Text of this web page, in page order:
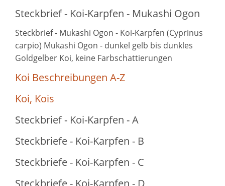
Steckbrief - Koi-Karpfen - Mukashi Ogon
Steckbrief - Mukashi Ogon - Koi-Karpfen (Cyprinus
carpio) Mukashi Ogon - dunkel gelb bis dunkles
Goldgelber Koi, keine Farbschattierungen
Koi Beschreibungen A-Z
Koi, Kois
Steckbrief - Koi-Karpfen - A
Steckbriefe - Koi-Karpfen - B
Steckbriefe - Koi-Karpfen - C
Steckbriefe - Koi-Karpfen - D